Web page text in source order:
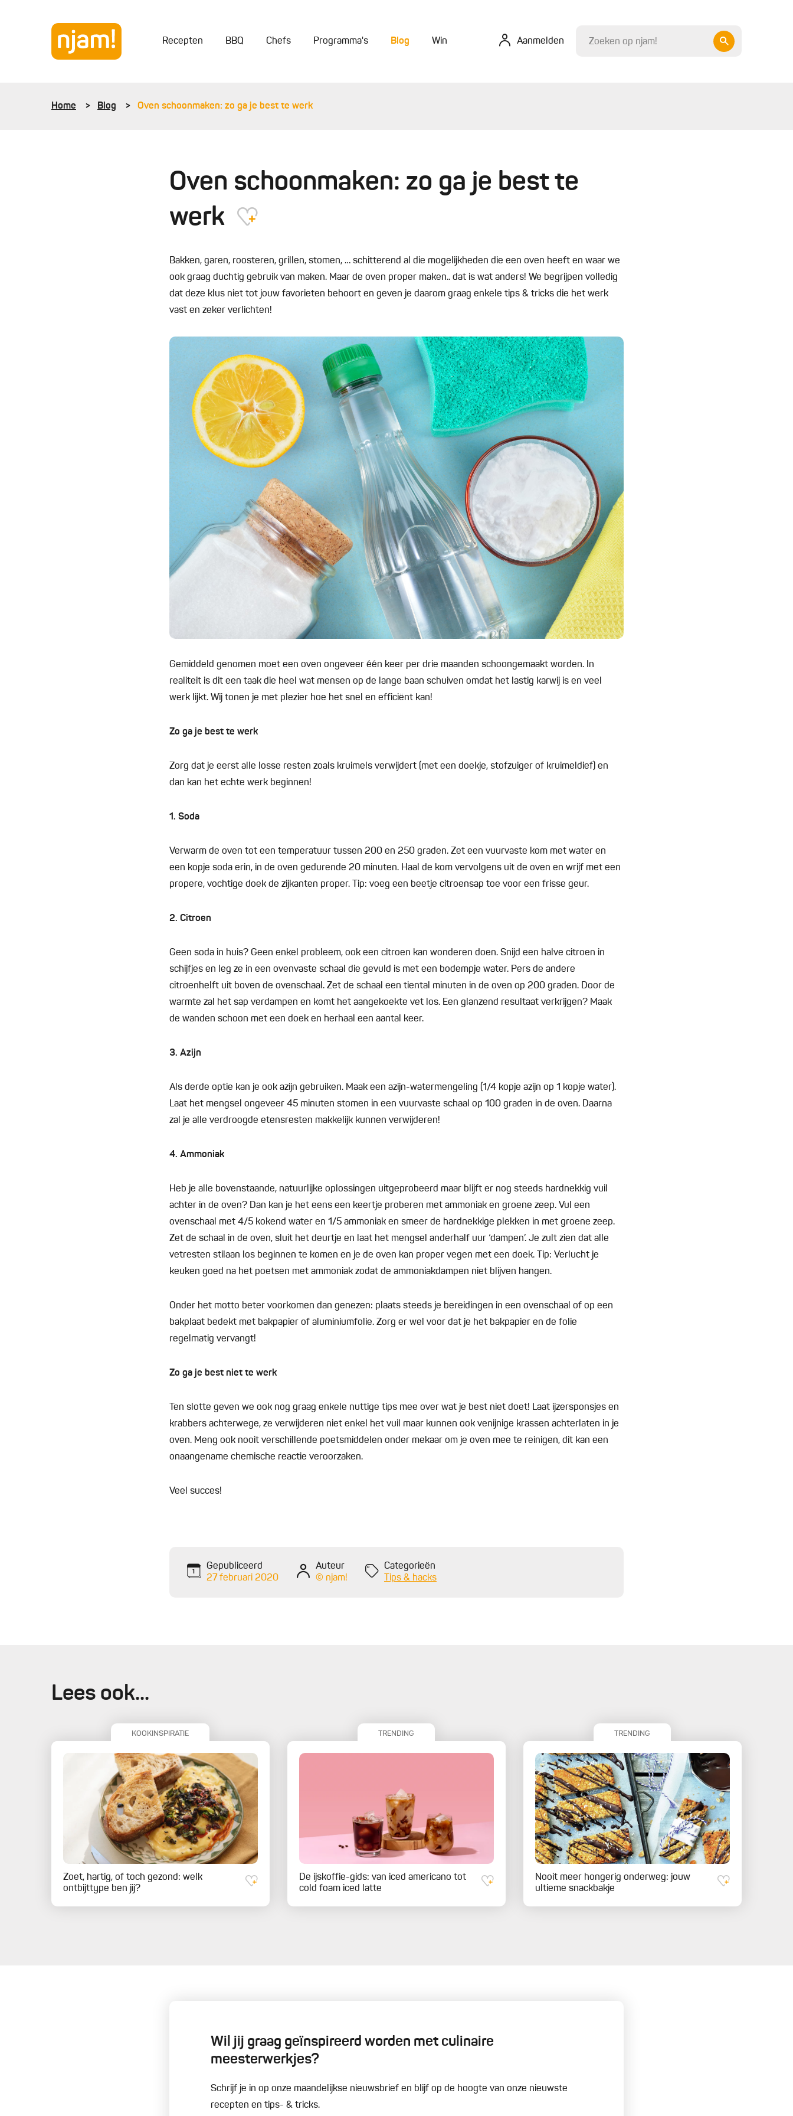
Recepten BBQ Chefs Programma's Blog Win Aanmelden
Home Blog Oven schoonmaken: zo ga je best te werk
Oven schoonmaken: zo ga je best te
werk
Bakken, garen, roosteren, grillen, stomen, … schitterend al die mogelijkheden die een oven heeft en waar we
ook graag duchtig gebruik van maken. Maar de oven proper maken.. dat is wat anders! We begrijpen volledig
dat deze klus niet tot jouw favorieten behoort en geven je daarom graag enkele tips & tricks die het werk
vast en zeker verlichten!
Gemiddeld genomen moet een oven ongeveer één keer per drie maanden schoongemaakt worden. In
realiteit is dit een taak die heel wat mensen op de lange baan schuiven omdat het lastig karwij is en veel
werk lijkt. Wij tonen je met plezier hoe het snel en efficiënt kan!
Zo ga je best te werk
Zorg dat je eerst alle losse resten zoals kruimels verwijdert (met een doekje, stofzuiger of kruimeldief) en
dan kan het echte werk beginnen!
1. Soda
Verwarm de oven tot een temperatuur tussen 200 en 250 graden. Zet een vuurvaste kom met water en
een kopje soda erin, in de oven gedurende 20 minuten. Haal de kom vervolgens uit de oven en wrijf met een
propere, vochtige doek de zijkanten proper. Tip: voeg een beetje citroensap toe voor een frisse geur.
2. Citroen
Geen soda in huis? Geen enkel probleem, ook een citroen kan wonderen doen. Snijd een halve citroen in
schijfjes en leg ze in een ovenvaste schaal die gevuld is met een bodempje water. Pers de andere
citroenhelft uit boven de ovenschaal. Zet de schaal een tiental minuten in de oven op 200 graden. Door de
warmte zal het sap verdampen en komt het aangekoekte vet los. Een glanzend resultaat verkrijgen? Maak
de wanden schoon met een doek en herhaal een aantal keer.
3. Azijn
Als derde optie kan je ook azijn gebruiken. Maak een azijn-watermengeling (1/4 kopje azijn op 1 kopje water).
Laat het mengsel ongeveer 45 minuten stomen in een vuurvaste schaal op 100 graden in de oven. Daarna
zal je alle verdroogde etensresten makkelijk kunnen verwijderen!
4. Ammoniak
Heb je alle bovenstaande, natuurlijke oplossingen uitgeprobeerd maar blijft er nog steeds hardnekkig vuil
achter in de oven? Dan kan je het eens een keertje proberen met ammoniak en groene zeep. Vul een
ovenschaal met 4/5 kokend water en 1/5 ammoniak en smeer de hardnekkige plekken in met groene zeep.
Zet de schaal in de oven, sluit het deurtje en laat het mengsel anderhalf uur ‘dampen’. Je zult zien dat alle
vetresten stilaan los beginnen te komen en je de oven kan proper vegen met een doek. Tip: Verlucht je
keuken goed na het poetsen met ammoniak zodat de ammoniakdampen niet blijven hangen.
Onder het motto beter voorkomen dan genezen: plaats steeds je bereidingen in een ovenschaal of op een
bakplaat bedekt met bakpapier of aluminiumfolie. Zorg er wel voor dat je het bakpapier en de folie
regelmatig vervangt!
Zo ga je best niet te werk
Ten slotte geven we ook nog graag enkele nuttige tips mee over wat je best niet doet! Laat ijzersponsjes en
krabbers achterwege, ze verwijderen niet enkel het vuil maar kunnen ook venijnige krassen achterlaten in je
oven. Meng ook nooit verschillende poetsmiddelen onder mekaar om je oven mee te reinigen, dit kan een
onaangename chemische reactie veroorzaken.
Veel succes!
Gepubliceerd
27 februari 2020
Auteur
© njam!
Categorieën
Tips & hacks
Lees ook...
KOOKINSPIRATIE
Zoet, hartig, of toch gezond: welk
ontbijttype ben jij?
TRENDING
De ijskoffie-gids: van iced americano tot
cold foam iced latte
TRENDING
Nooit meer hongerig onderweg: jouw
ultieme snackbakje
Wil jij graag geïnspireerd worden met culinaire
meesterwerkjes?
Schrijf je in op onze maandelijkse nieuwsbrief en blijf op de hoogte van onze nieuwste
recepten en tips- & tricks.